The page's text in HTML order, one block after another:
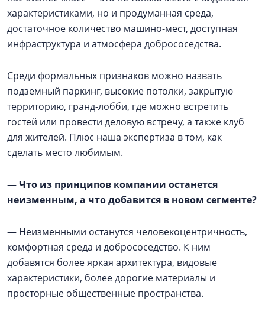
характеристиками, но и продуманная среда,
достаточное количество машино-мест, доступная
инфраструктура и атмосфера добрососедства.
Среди формальных признаков можно назвать
подземный паркинг, высокие потолки, закрытую
территорию, гранд-лобби, где можно встретить
гостей или провести деловую встречу, а также клуб
для жителей. Плюс наша экспертиза в том, как
сделать место любимым.
—Что из принципов компании останется
неизменным, а что добавится в новом сегменте?
— Неизменными останутся человекоцентричность,
комфортная среда и добрососедство. К ним
добавятся более яркая архитектура, видовые
характеристики, более дорогие материалы и
просторные общественные пространства.